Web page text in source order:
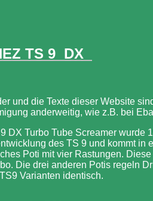
TS 9 DX
und die Texte dieser Website
anderweitig, wie z.B. bei
DX Turbo Tube Screamer wurde
des TS 9 und kommt in
Poti mit vier Rastungen.
Die drei anderen Potis regeln
Varianten identisch.